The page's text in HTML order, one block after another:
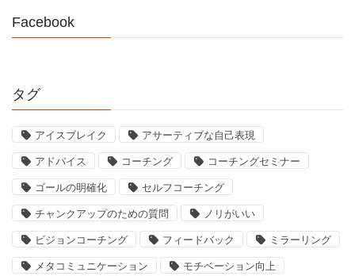
Facebook
タグ
アイスブレイク アサーティブな自己表現
アドバイス コーチング コーチングセミナー
ゴールの明確化 セルフコーチング
チャンクアップのための質問 ノリがいい
ビジョンコーチング フィードバック ミラーリング
メタコミュニケーション モチベーション向上